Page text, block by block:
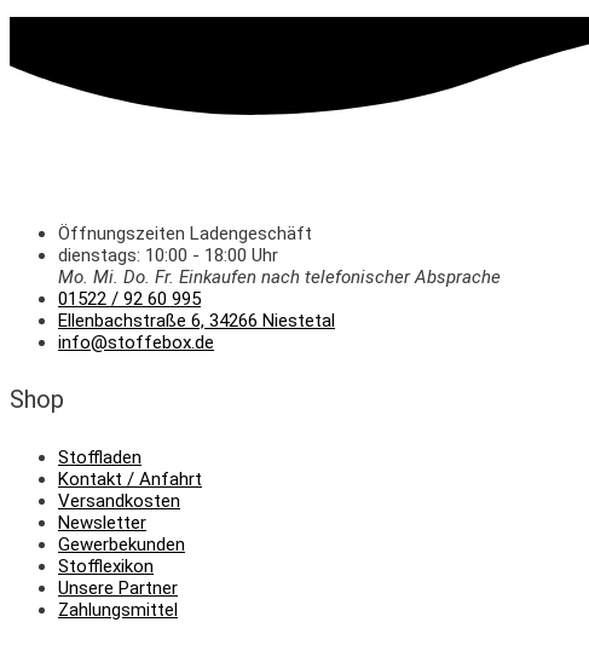
Öffnungszeiten Ladengeschäft
dienstags: 10:00 - 18:00 Uhr
Mo. Mi. Do. Fr. Einkaufen nach telefonischer Absprache
01522 / 92 60 995
Ellenbachstraße 6, 34266 Niestetal
info@stoffebox.de
Shop
Stoffladen
Kontakt / Anfahrt
Versandkosten
Newsletter
Gewerbekunden
Stofflexikon
Unsere Partner
Zahlungsmittel